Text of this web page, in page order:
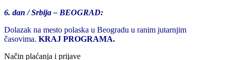
6. dan / Srbija – BEOGRAD:
Dolazak na mesto polaska u Beogradu u ranim jutarnjim
časovima. KRAJ PROGRAMA.
Način plaćanja i prijave